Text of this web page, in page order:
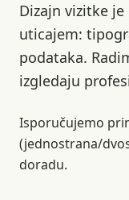
Dizajn vizitke
uticajem:
podataka.
izgledaju
Isporučujemo
(jednostrana/
doradu.